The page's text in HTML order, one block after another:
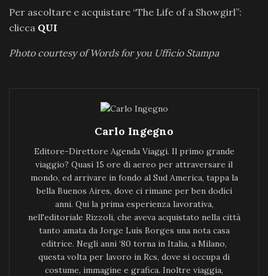
Per ascoltare e acquistare “The Life of a Showgirl”:
clicca QUI
Photo courtesy of Words for you Ufficio Stampa
Carlo Ingegno
Editore-Direttore Agenda Viaggi. Il primo grande
viaggio? Quasi 15 ore di aereo per attraversare il
mondo, ed arrivare in fondo al Sud America, tappa la
bella Buenos Aires, dove ci rimane per ben dodici
anni. Qui la prima esperienza lavorativa,
nell'editoriale Rizzoli, che aveva acquistato nella città
tanto amata da Jorge Luis Borges una nota casa
editrice. Negli anni ‘80 torna in Italia, a Milano,
questa volta per lavoro in Rcs, dove si occupa di
costume, immagine e grafica. Inoltre viaggia,